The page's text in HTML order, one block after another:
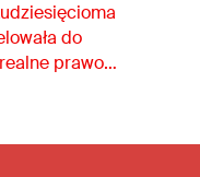
do
prawo